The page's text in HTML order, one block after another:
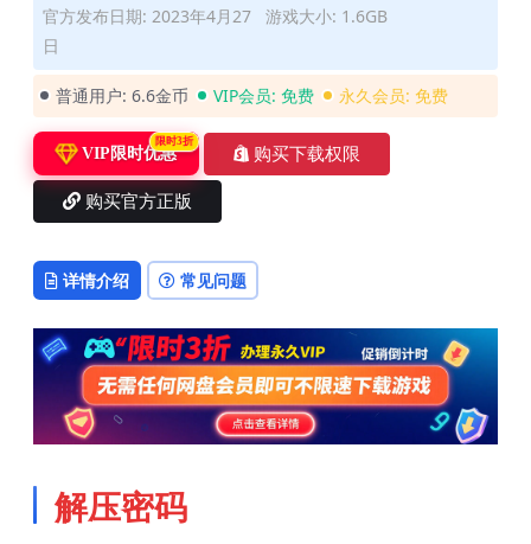
官方发布日期: 2023年4月27
日
游戏大小: 1.6GB
普通用户: 6.6金币 VIP会员: 免费 永久会员: 免费
VIP限时优惠
限时3折
购买下载权限
购买官方正版
详情介绍 常见问题
解压密码